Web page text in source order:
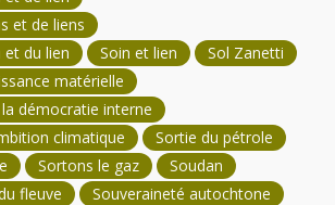
et de liens
et du lien
Soin et lien
Sol Zanetti
matérielle
démocratie interne
climatique
Sortie du pétrole
Sortons le gaz
Soudan
fleuve
Souveraineté autochtone